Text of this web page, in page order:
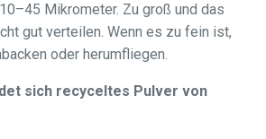
Mikrometer. Zu groß und das
gut verteilen. Wenn es zu fein ist,
oder herumfliegen.
sich recyceltes Pulver von